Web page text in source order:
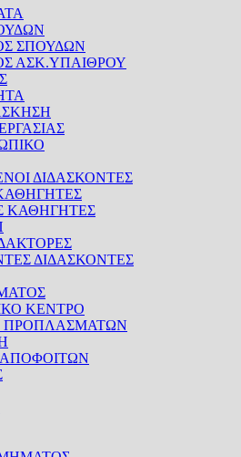
ΣΠΟΥΔΩΝ
ΑΣΚ.ΥΠΑΙΘΡΟΥ
ΔΙΔΑΣΚΟΝΤΕΣ
ΚΑΘΗΓΗΤΕΣ
ΔΙΔΑΣΚΟΝΤΕΣ
ΚΕΝΤΡΟ
ΠΡΟΠΛΑΣΜΑΤΩΝ